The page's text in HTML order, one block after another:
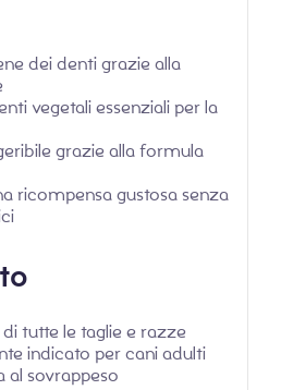
dei denti grazie alla
vegetali essenziali per la
grazie alla formula
ricompensa gustosa senza
tutte le taglie e razze
indicato per cani adulti
al sovrappeso